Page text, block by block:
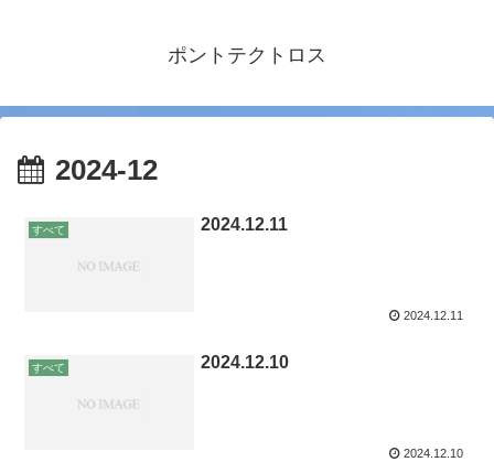
ポントテクトロス
2024-12
すべて 2024.12.11
2024.12.11
すべて 2024.12.10
2024.12.10